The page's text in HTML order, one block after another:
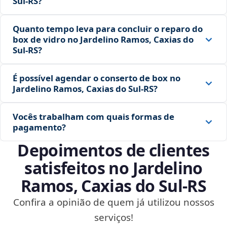
Quanto tempo leva para concluir o reparo do
box de vidro no Jardelino Ramos, Caxias do
Sul‑RS?
É possível agendar o conserto de box no
Jardelino Ramos, Caxias do Sul‑RS?
Vocês trabalham com quais formas de
pagamento?
Depoimentos de clientes
satisfeitos no Jardelino
Ramos, Caxias do Sul‑RS
Confira a opinião de quem já utilizou nossos
serviços!